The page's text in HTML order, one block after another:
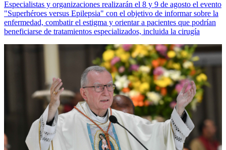
Especialistas y organizaciones realizarán el 8 y 9 de agosto el evento
"Superhéroes versus Epilepsia" con el objetivo de informar sobre la
enfermedad, combatir el estigma y orientar a pacientes que podrían
beneficiarse de tratamientos especializados, incluida la cirugía